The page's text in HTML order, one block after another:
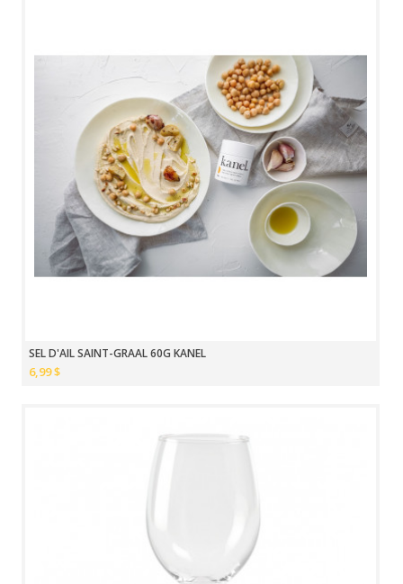
SEL D'AIL SAINT-GRAAL 60G KANEL
6,99 $